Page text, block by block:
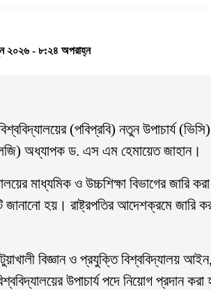
২০২৬ - ৮:২৪ অপরাহ্ন
(পবিপ্রবি) নতুন উপাচার্য
অধ্যাপক ড. এস এম হেমায়েত জাহান।
মাধ্যমিক ও উচ্চশিক্ষা বিভাগের জারি
জানানো হয়। রাষ্ট্রপতির আদেশক্রমে জারি
বিজ্ঞান ও প্রযুক্তি বিশ্ববিদ্যালয়
উপাচার্য পদে নিয়োগ প্রদান করা